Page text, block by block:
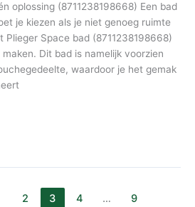
oplossing (8711238198668) Een bad
je kiezen als je niet genoeg ruimte
Space bad (8711238198668)
Dit bad is namelijk voorzien
waardoor je het gemak
2 3 4 …
9